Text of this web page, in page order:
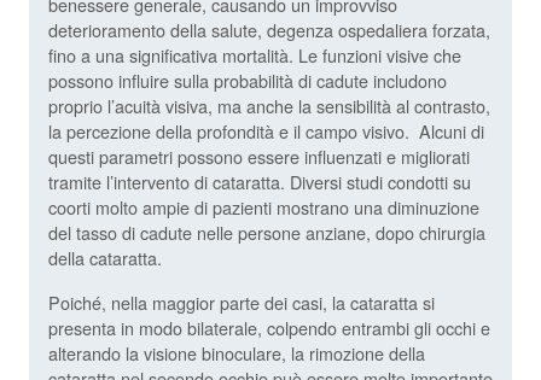
deterioramento della salute, degenza ospedaliera forzata,
fino a una significativa mortalità. Le funzioni visive che
possono influire sulla probabilità di cadute includono
proprio l’acuità visiva, ma anche la sensibilità al contrasto,
la percezione della profondità e il campo visivo. Alcuni di
questi parametri possono essere influenzati e migliorati
tramite l’intervento di cataratta. Diversi studi condotti su
coorti molto ampie di pazienti mostrano una diminuzione
del tasso di cadute nelle persone anziane, dopo chirurgia
della cataratta.
Poiché, nella maggior parte dei casi, la cataratta si
presenta in modo bilaterale, colpendo entrambi gli occhi e
alterando la visione binoculare, la rimozione della